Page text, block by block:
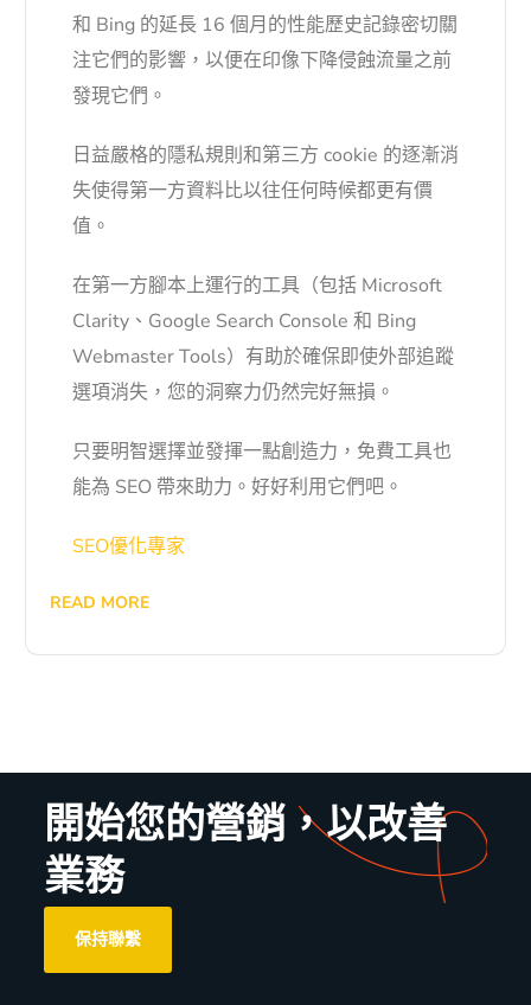
和 Bing 的延長 16 個月的性能歷史記錄密切關
注它們的影響，以便在印像下降侵蝕流量之前
發現它們。
日益嚴格的隱私規則和第三方 cookie 的逐漸消
失使得第一方資料比以往任何時候都更有價
值。
在第一方腳本上運行的工具（包括 Microsoft
Clarity、Google Search Console 和 Bing
Webmaster Tools）有助於確保即使外部追蹤
選項消失，您的洞察力仍然完好無損。
只要明智選擇並發揮一點創造力，免費工具也
能為 SEO 帶來助力。好好利用它們吧。
SEO優化專家
READ MORE
開始您的營銷，以改善
業務
保持聯繫